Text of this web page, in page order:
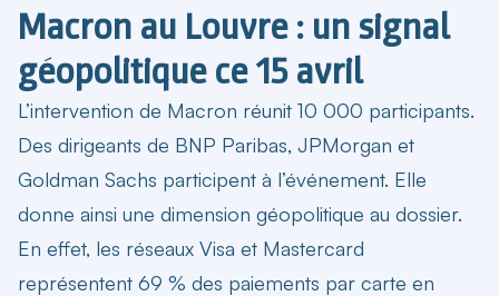
Macron au Louvre : un signal
géopolitique ce 15 avril
L’intervention de Macron réunit 10 000 participants.
Des dirigeants de BNP Paribas, JPMorgan et
Goldman Sachs participent à l’événement. Elle
donne ainsi une dimension géopolitique au dossier.
En effet, les réseaux Visa et Mastercard
représentent 69 % des paiements par carte en